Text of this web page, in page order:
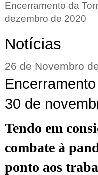
Encerramento da
dezembro de 2020
Notícias
26 de Novembro
30 de
Tendo em
combate à
ponto aos